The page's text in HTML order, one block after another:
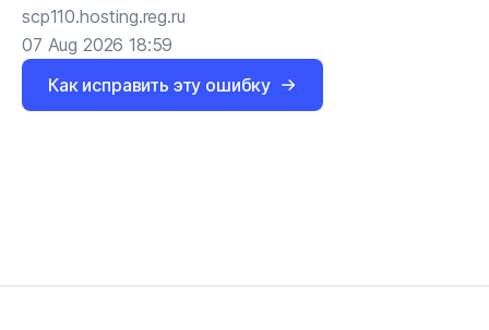
scp110.hosting.reg.ru
07 Aug 2026 18:59
Как исправить эту ошибку